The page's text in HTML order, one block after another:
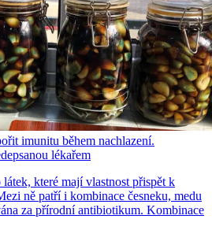
imunitu během nachlazení.
lékařem
které mají vlastnost přispět k
ně patří i kombinace česneku, medu
za přírodní antibiotikum. Kombinace